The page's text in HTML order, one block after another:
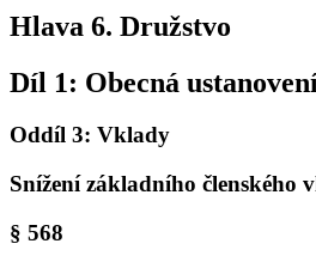
Hlava 6. Družstvo
Díl 1: Obecná
Oddíl 3: Vklady
Snížení základního členského
§ 568